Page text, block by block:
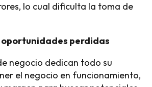
lo cual dificulta la toma de
oportunidades perdidas
negocio dedican todo su
el negocio en funcionamiento,